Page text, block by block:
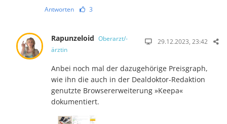
Antworten 3
Rapunzeloid Oberarzt/-
ärztin
29.12.2023, 23:42
Anbei noch mal der dazugehörige Preisgraph,
wie ihn die auch in der Dealdoktor-Redaktion
genutzte Browsererweiterung »Keepa«
dokumentiert.